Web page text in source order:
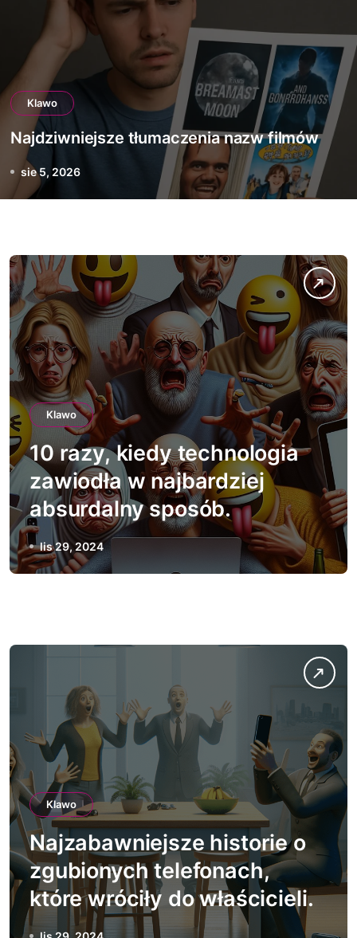
Klawo
Najdziwniejsze tłumaczenia nazw filmów
sie 5, 2026
Klawo
10 razy, kiedy technologia
zawiodła w najbardziej
absurdalny sposób.
lis 29, 2024
Klawo
Najzabawniejsze historie o
zgubionych telefonach,
które wróciły do właścicieli.